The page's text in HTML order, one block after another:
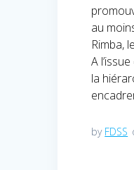
au
Rimba,
A
la
by FDSS